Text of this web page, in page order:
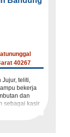
40267
Jujur, teliti,
bekerja
dan
sebagai kasir